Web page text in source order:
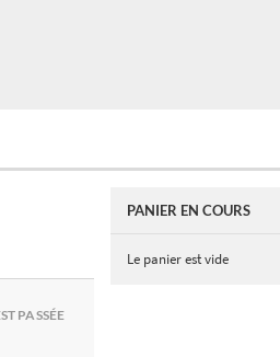
PASSÉE
PANIER EN COURS
Le panier est vide